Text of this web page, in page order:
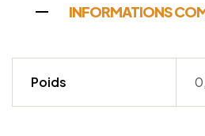
INFORMATIONS
Poids